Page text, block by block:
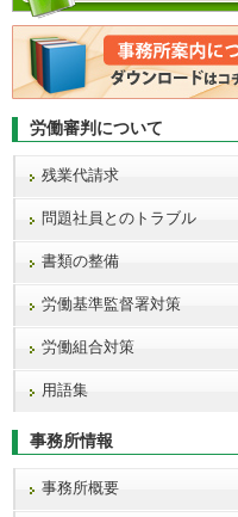
労働審判について
残業代請求
問題社員とのトラブル
書類の整備
労働基準監督署対策
労働組合対策
用語集
事務所情報
事務所概要